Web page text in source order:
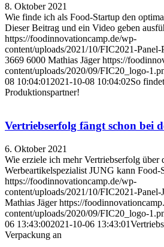
8. Oktober 2021
Wie finde ich als Food-Startup den
Dieser Beitrag und ein Video geben
https://foodinnovationcamp.de/wp-
content/uploads/2021/10/FIC2021-
3669 6000 Mathias Jäger https://
content/uploads/2020/09/FIC20_logo-
08 10:04:01 2021-10-08 10:04:02So
Produktionspartner!
Vertriebserfolg fängt schon bei
6. Oktober 2021
Wie erziele ich mehr Vertriebserfolg über
Werbeartikelspezialist JUNG kann Food-
https://foodinnovationcamp.de/wp-
content/uploads/2021/10/FIC2021-Panel-
Mathias Jäger https://
content/uploads/2020/09/FIC20_logo-
06 13:43:002021-10-06 13:43:01
Verpackung an